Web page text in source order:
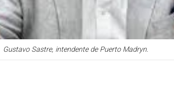
Gustavo Sastre, intendente de Puerto Madryn.